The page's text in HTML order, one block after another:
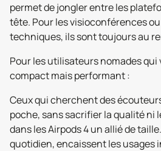
permet de jongler entre les
tête. Pour les visioconférences
techniques, ils sont toujours au
Pour les utilisateurs nomades
compact mais performant :
Ceux qui cherchent des
poche, sans sacrifier la qualité ni
dans les Airpods 4 un allié de
quotidien, encaissent les usages